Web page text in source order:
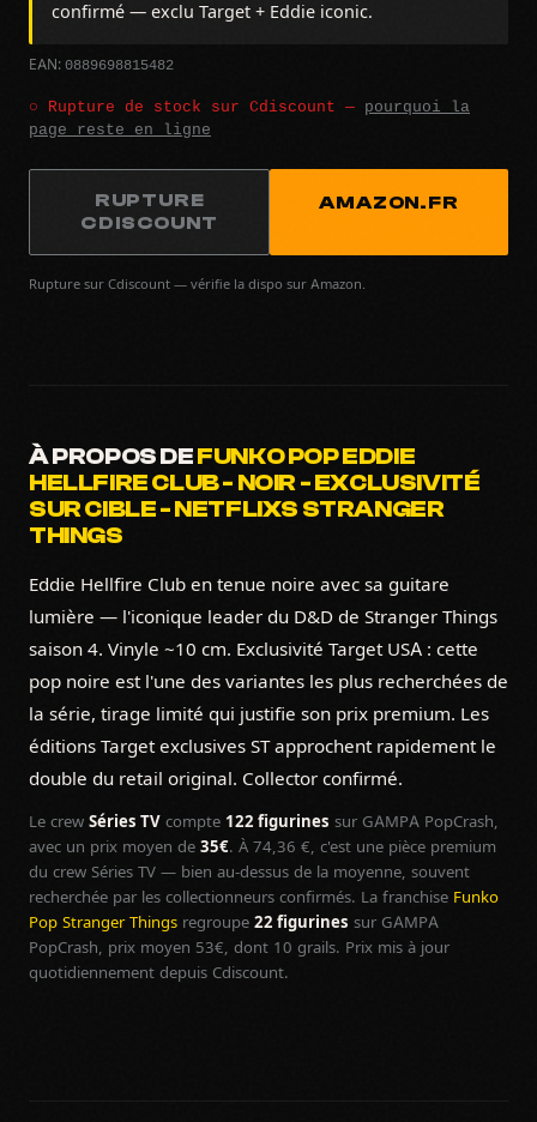
confirmé — exclu Target + Eddie iconic.
EAN: 0889698815482
○ Rupture de stock sur Cdiscount — pourquoi la
page reste en ligne
RUPTURE
CDISCOUNT
AMAZON.FR
Rupture sur Cdiscount — vérifie la dispo sur Amazon.
À PROPOS DEFUNKO POP EDDIE
HELLFIRE CLUB - NOIR - EXCLUSIVITÉ
SUR CIBLE - NETFLIXS STRANGER
THINGS
Eddie Hellfire Club en tenue noire avec sa guitare
lumière — l'iconique leader du D&D de Stranger Things
saison 4. Vinyle ~10 cm. Exclusivité Target USA : cette
pop noire est l'une des variantes les plus recherchées de
la série, tirage limité qui justifie son prix premium. Les
éditions Target exclusives ST approchent rapidement le
double du retail original. Collector confirmé.
Le crew Séries TV compte 122 figurines sur GAMPA PopCrash,
avec un prix moyen de 35€. À 74,36 €, c'est une pièce premium
du crew Séries TV — bien au-dessus de la moyenne, souvent
recherchée par les collectionneurs confirmés. La franchise Funko
Pop Stranger Things regroupe 22 figurines sur GAMPA
PopCrash, prix moyen 53€, dont 10 grails. Prix mis à jour
quotidiennement depuis Cdiscount.